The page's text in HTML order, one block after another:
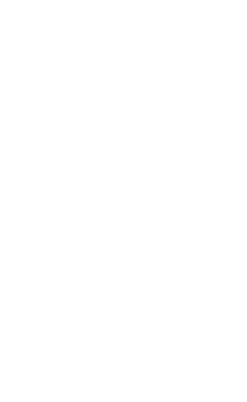
慶應義塾大学グロ